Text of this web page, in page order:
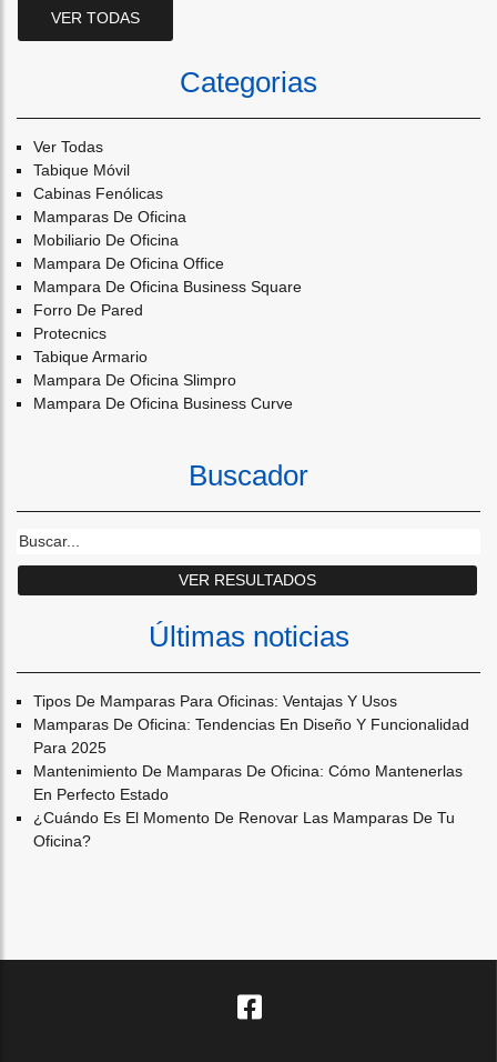
VER TODAS
Categorias
Ver Todas
Tabique Móvil
Cabinas Fenólicas
Mamparas De Oficina
Mobiliario De Oficina
Mampara De Oficina Office
Mampara De Oficina Business Square
Forro De Pared
Protecnics
Tabique Armario
Mampara De Oficina Slimpro
Mampara De Oficina Business Curve
Buscador
Últimas noticias
Tipos De Mamparas Para Oficinas: Ventajas Y Usos
Mamparas De Oficina: Tendencias En Diseño Y Funcionalidad
Para 2025
Mantenimiento De Mamparas De Oficina: Cómo Mantenerlas
En Perfecto Estado
¿cuándo Es El Momento De Renovar Las Mamparas De Tu
Oficina?